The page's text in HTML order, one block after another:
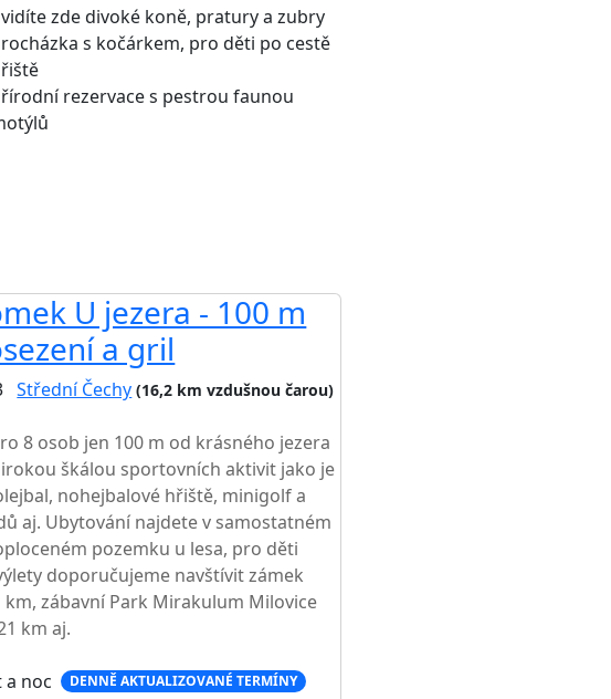
zde divoké koně, pratury a zubry
s kočárkem, pro děti po cestě
rezervace s pestrou faunou
U jezera - 100 m
a gril
Střední Čechy (16,2 km vzdušnou čarou)
8 osob jen 100 m od krásného jezera
škálou sportovních aktivit jako je
nohejbalové hřiště, minigolf a
aj. Ubytování najdete v samostatném
pozemku u lesa, pro děti
doporučujeme navštívit zámek
zábavní Park Mirakulum Milovice
km aj.
a noc DENNĚ AKTUALIZOVANÉ TERMÍNY